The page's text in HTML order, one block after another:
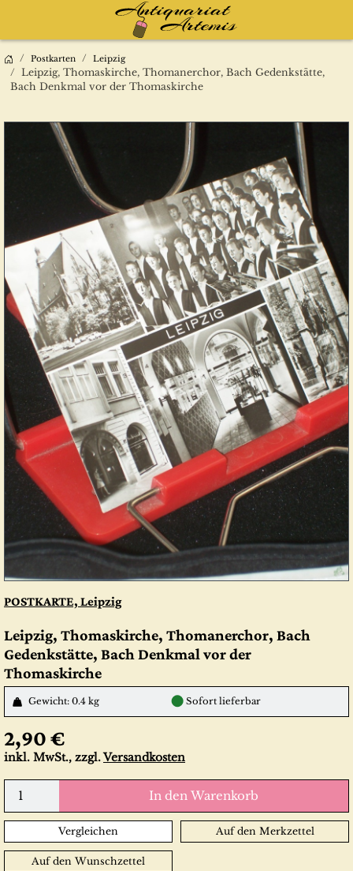
Postkarten Leipzig
Leipzig, Thomaskirche, Thomanerchor, Bach Gedenkstätte,
Bach Denkmal vor der Thomaskirche
POSTKARTE, Leipzig
Leipzig, Thomaskirche, Thomanerchor, Bach
Gedenkstätte, Bach Denkmal vor der
Thomaskirche
Gewicht: 0.4 kg ● Sofort lieferbar
2,90 €
inkl. MwSt., zzgl.Versandkosten
In den Warenkorb
Vergleichen Auf den Merkzettel
Auf den Wunschzettel